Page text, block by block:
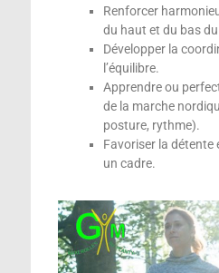
Renforcer
du haut et du bas du
Développer la
l’équilibre.
Apprendre ou
de la marche
posture, rythme).
Favoriser la détente
un cadre.